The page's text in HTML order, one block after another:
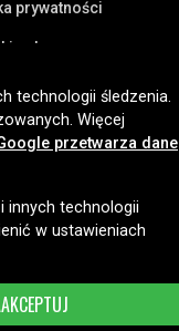
prywatności
zakupu
technologii śledzenia.
Więcej
przetwarza dane
innych technologii
w ustawieniach